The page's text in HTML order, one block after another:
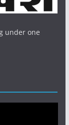
under one